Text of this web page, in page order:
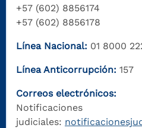
+57 (602) 8856174
+57 (602) 8856178
Línea Nacional: 01 8000
Línea Anticorrupción: 157
Correos electrónicos:
Notificaciones
judiciales: